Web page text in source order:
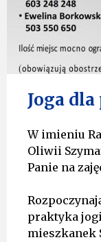
Joga
W imieniu
Oliwii
Panie na
praktyka
mieszkanek